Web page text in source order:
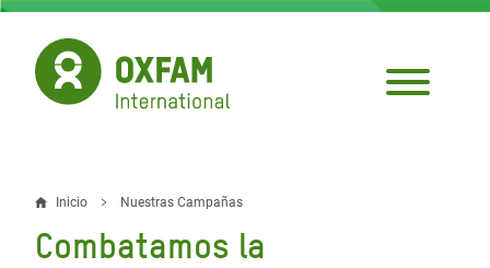
Pasar
contenido
principal
Sobrescribir
enlaces
Inicio Nuestras Campañas
Combatamos la